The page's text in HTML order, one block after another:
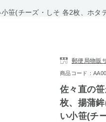
笹(チーズ・しそ 各2枚、ホタ
郵便局物販
商品コード：
佐々直の
枚、揚蒲
い小笹(チ